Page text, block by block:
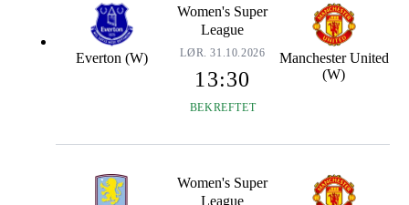
Everton (W)
Women's Super
League
LØR. 31.10.2026
13:30
BEKREFTET
Manchester United
(W)
Women's Super
League